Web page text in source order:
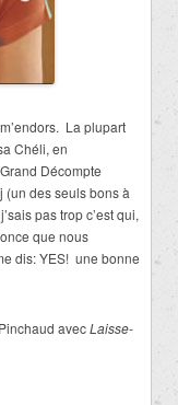
La plupart
Chéli, en
Décompte
(un des seuls bons à
pas trop c’est qui,
que nous
dis: YES! une bonne
avecLaisse-